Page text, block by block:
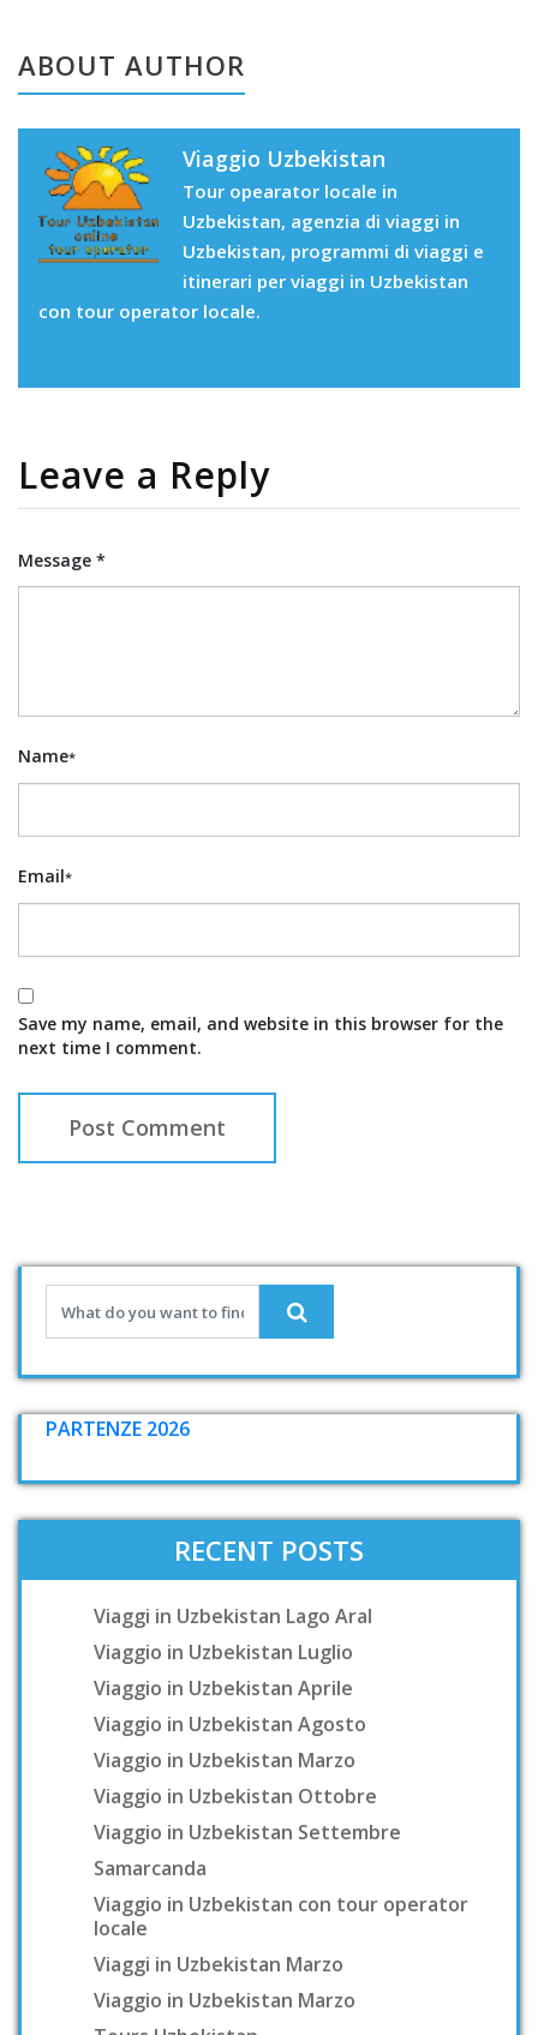
ABOUT AUTHOR
Viaggio Uzbekistan
Tour opearator locale in
Uzbekistan, agenzia di viaggi in
Uzbekistan, programmi di viaggi e
itinerari per viaggi in Uzbekistan
con tour operator locale.
Leave a Reply
Message *
Name*
Email*
Save my name, email, and website in this browser for the
next time I comment.
PARTENZE 2026
RECENT POSTS
Viaggi in Uzbekistan Lago Aral
Viaggio in Uzbekistan Luglio
Viaggio in Uzbekistan Aprile
Viaggio in Uzbekistan Agosto
Viaggio in Uzbekistan Marzo
Viaggio in Uzbekistan Ottobre
Viaggio in Uzbekistan Settembre
Samarcanda
Viaggio in Uzbekistan con tour operator
locale
Viaggi in Uzbekistan Marzo
Viaggio in Uzbekistan Marzo